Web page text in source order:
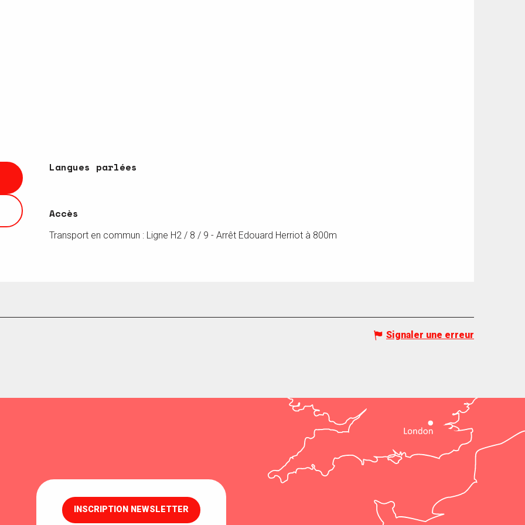
Langues parlées
Langues parlées
Accès
Accès
Transport en commun : Ligne H2 / 8 / 9 - Arrêt Edouard Herriot à 800m
Signaler une erreur
INSCRIPTION NEWSLETTER